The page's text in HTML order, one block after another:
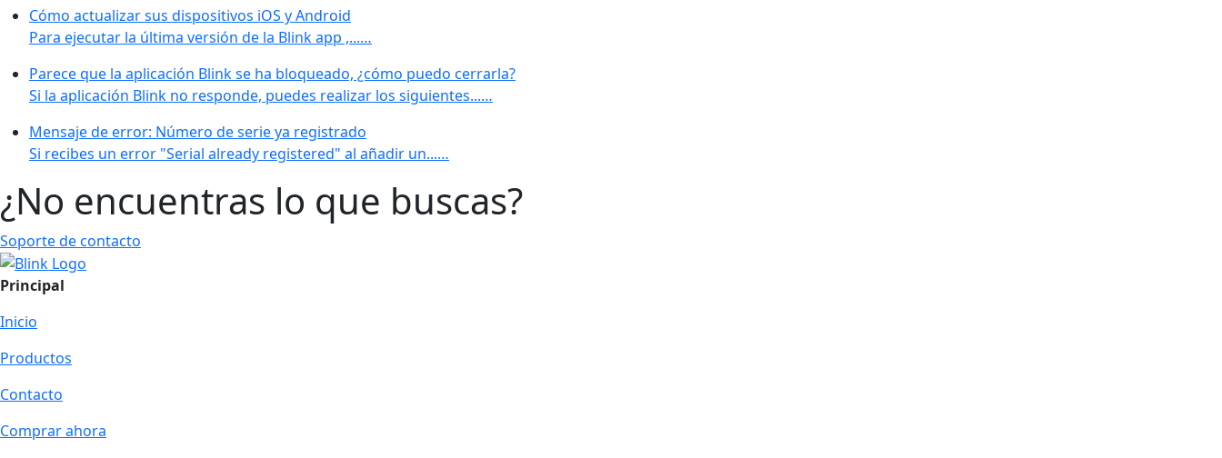
Cómo actualizar sus dispositivos iOS y Android
Para ejecutar la última versión de la Blink app ,...…
Parece que la aplicación Blink se ha bloqueado, ¿cómo puedo cerrarla?
Si la aplicación Blink no responde, puedes realizar los siguientes...…
Mensaje de error: Número de serie ya registrado
Si recibes un error "Serial already registered" al añadir un...…
¿No encuentras lo que buscas?
Soporte de contacto
Principal
Inicio
Productos
Contacto
Comprar ahora